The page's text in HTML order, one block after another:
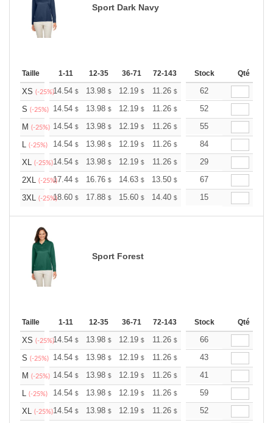
Sport Dark Navy
Taille 1-11 12-35 36-71 72-143 144-287 288 +
Stock Qté
XS (-25%)14.54 $ 13.98 $ 12.19 $ 11.26 $ 10.69$
62
S (-25%) 14.54 $ 13.98 $ 12.19 $ 11.26 $ 10.69$
52
M (-25%) 14.54 $ 13.98 $ 12.19 $ 11.26 $ 10.69$
55
L (-25%) 14.54 $ 13.98 $ 12.19 $ 11.26 $ 10.69$
84
XL (-25%)14.54 $ 13.98 $ 12.19 $ 11.26 $ 10.69$
29
2XL (-25%)17.44 $ 16.76 $ 14.63 $ 13.50 $ 12.83$
67
3XL (-25%)18.60 $ 17.88 $ 15.60 $ 14.40 $ 13.68$
15
Sport Forest
Taille 1-11 12-35 36-71 72-143 144-287 288 +
Stock Qté
XS (-25%)14.54 $ 13.98 $ 12.19 $ 11.26 $ 10.69$
66
S (-25%) 14.54 $ 13.98 $ 12.19 $ 11.26 $ 10.69$
43
M (-25%) 14.54 $ 13.98 $ 12.19 $ 11.26 $ 10.69$
41
L (-25%) 14.54 $ 13.98 $ 12.19 $ 11.26 $ 10.69$
59
XL (-25%)14.54 $ 13.98 $ 12.19 $ 11.26 $ 10.69$
52